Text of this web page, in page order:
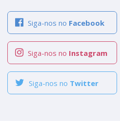
Siga-nos no Facebook
Siga-nos no Instagram
Siga-nos no Twitter